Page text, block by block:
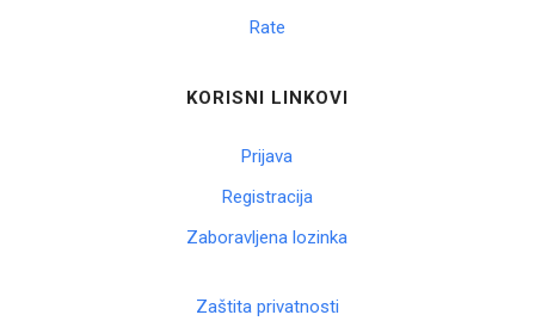
Rate
KORISNI LINKOVI
Prijava
Registracija
Zaboravljena lozinka
Zaštita privatnosti